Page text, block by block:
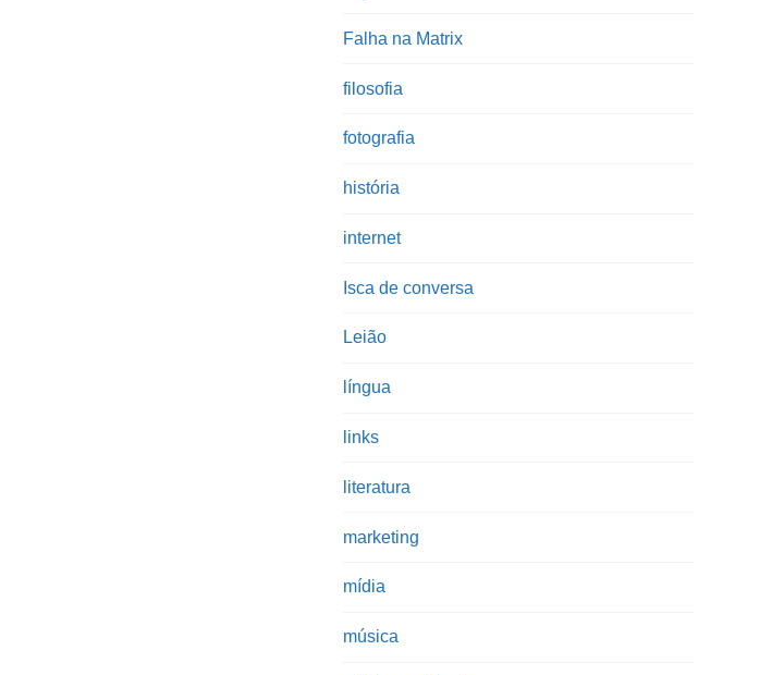
Falha na Matrix
filosofia
fotografia
história
internet
Isca de conversa
Leião
língua
links
literatura
marketing
mídia
música